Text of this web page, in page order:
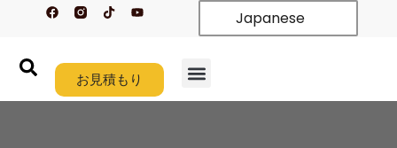
フ
ェ
ッ
テ
ィ
Y
o
b
e
Japanese
お見積もり